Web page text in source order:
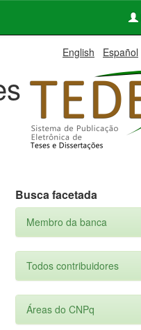
English Español
Busca facetada
Membro da banca
Todos contribuidores
Áreas do CNPq